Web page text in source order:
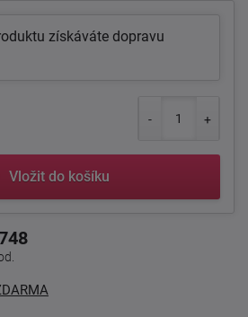
získáváte dopravu
Vložit do košíku